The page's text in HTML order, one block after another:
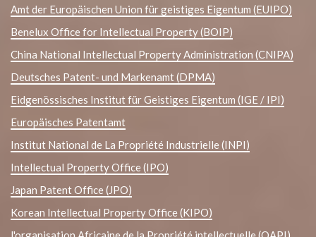
Amt der Europäischen Union für geistiges Eigentum (EUIPO)
Benelux Office for Intellectual Property (BOIP)
China National Intellectual Property Administration (CNIPA)
Deutsches Patent- und Markenamt (DPMA)
Eidgenössisches Institut für Geistiges Eigentum (IGE / IPI)
Europäisches Patentamt
Institut National de La Propriété Industrielle (INPI)
Intellectual Property Office (IPO)
Japan Patent Office (JPO)
Korean Intellectual Property Office (KIPO)